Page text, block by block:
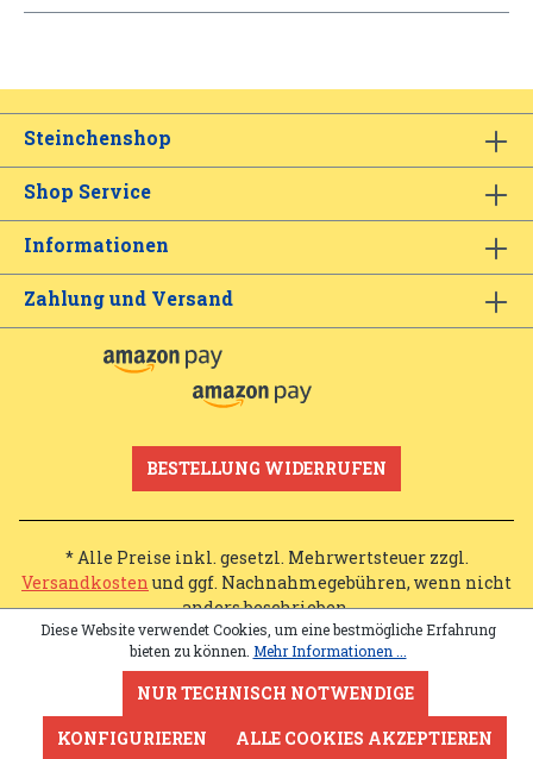
Steinchenshop
Shop Service
Informationen
Zahlung und Versand
BESTELLUNG WIDERRUFEN
* Alle Preise inkl. gesetzl. Mehrwertsteuer zzgl.
Versandkosten und ggf. Nachnahmegebühren, wenn nicht
anders beschrieben.
Diese Website verwendet Cookies, um eine bestmögliche Erfahrung
bieten zu können. Mehr Informationen ...
NUR TECHNISCH NOTWENDIGE
KONFIGURIEREN
ALLE COOKIES AKZEPTIEREN